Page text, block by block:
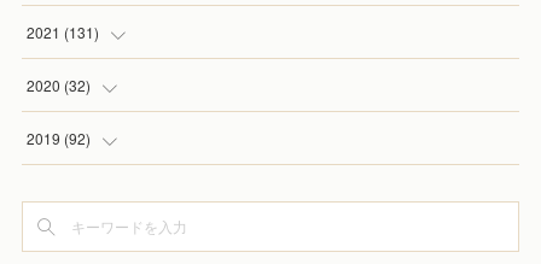
(1)
(5)
(7
(6)
(2)
(4
(5
(6)
(7)
(6
(13
(14)
2021 (131)
(8
(9
(9
2020 (32)
(1
(
2019 (92)
(